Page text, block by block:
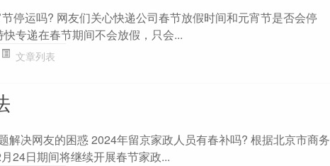
停运吗? 网友们关心快递公司春节放假时间和元宵节是否会停
专递在春节期间不会放假，只会...
文章列表
解决网友的困惑 2024年留京家政人员有春补吗? 根据北京市商务
24日期间将继续开展春节家政...